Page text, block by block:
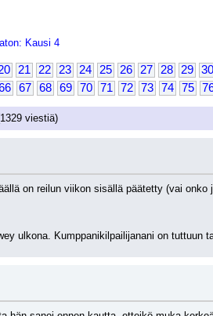
Kausi 4
21 22 23 24 25 26 27 28 29 30
67 68 69 70 71 72 73 74 75
viestiä)
on reilun viikon sisällä päätetty (vai
ulkona. Kumppanikilpailijanani on tuttuun